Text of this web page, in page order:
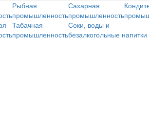
Рыбная
промышленность
Сахарная
промышленность
Табачная
промышленность
Соки, воды и
безалкогольные напитки